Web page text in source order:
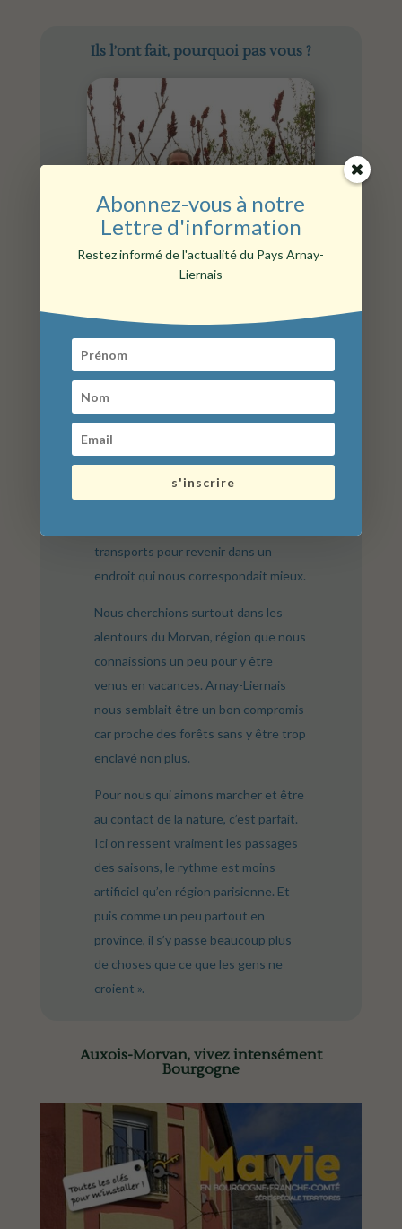
Ils l’ont fait, pourquoi pas vous ?
» Cela faisait 10 ans que nous vivions
en région parisienne pour raisons
libraire, moi (Damien) en tant que
bibliothécaire. Ayant tous les deux
grandi à la campagne, nous avions
transports pour revenir dans un
endroit qui nous correspondait mieux.
Nous cherchions surtout dans les
alentours du Morvan, région que nous
connaissions un peu pour y être
venus en vacances. Arnay-Liernais
nous semblait être un bon compromis
car proche des forêts sans y être trop
enclavé non plus.
Pour nous qui aimons marcher et être
au contact de la nature, c’est parfait.
Ici on ressent vraiment les passages
des saisons, le rythme est moins
artificiel qu’en région parisienne. Et
puis comme un peu partout en
province, il s’y passe beaucoup plus
de choses que ce que les gens ne
croient ».
Auxois-Morvan, vivez intensément
Bourgogne
Abonnez-vous à notre
Lettre d'information
Restez informé de l'actualité du Pays Arnay-
Liernais
s'inscrire